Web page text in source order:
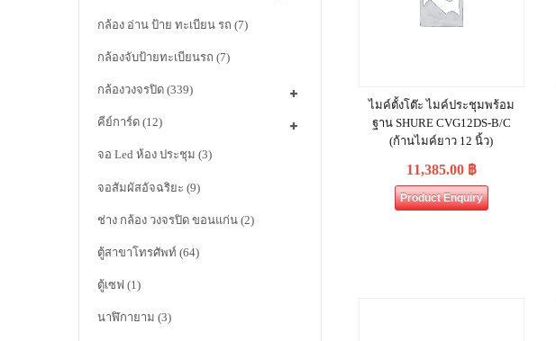
กล้อง อ่าน ป้าย ทะเบียน รถ (7)
กล้องจับป้ายทะเบียนรถ (7)
กล้องวงจรปิด (339)
คีย์การ์ด (12)
จอ Led ห้อง ประชุม (3)
จอสัมผัสอัจฉริยะ (9)
ช่าง กล้อง วงจรปิด ขอนแก่น (2)
ตู้สาขาโทรศัพท์ (64)
ตู้เซฟ (1)
นาฬิกายาม (3)
ไมค์ตั้งโต๊ะ ไมค์ประชุมพร้อม
ฐาน SHURE CVG12DS‐B/C
(ก้านไมค์ยาว 12 นิ้ว)
11,385.00 ฿
Product Enquiry